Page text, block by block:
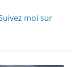
moi sur